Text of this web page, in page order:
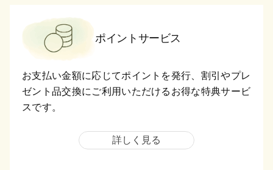
ポイントサービス
お支払い金額に応じてポイントを発行、割引やプレ
ゼント品交換にご利用いただけるお得な特典サービ
スです。
詳しく見る